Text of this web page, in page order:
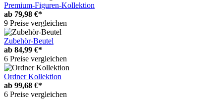
Premium-Figuren-Kollektion
ab 79,98 €*
9 Preise vergleichen
Zubehör-Beutel
ab 84,99 €*
6 Preise vergleichen
Ordner Kollektion
ab 99,68 €*
6 Preise vergleichen